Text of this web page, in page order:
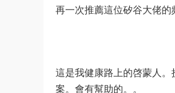
再一次推薦這位矽谷大佬的
這是我健康路上的啓蒙人
案。會有幫助的。。